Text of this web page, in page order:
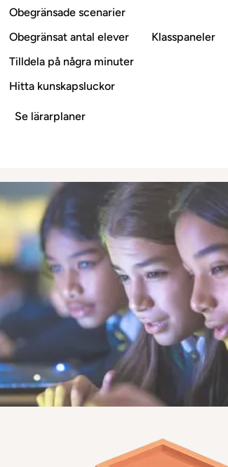
Obegränsade scenarier
Obegränsat antal elever
Klasspaneler
Tilldela på några minuter
Hitta kunskapsluckor
Se lärarplaner